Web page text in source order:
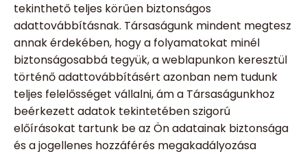
tekinthető teljes körűen biztonságos
adattovábbításnak. Társaságunk mindent megtesz
annak érdekében, hogy a folyamatokat minél
biztonságosabbá tegyük, a weblapunkon keresztül
történő adattovábbításért azonban nem tudunk
teljes felelősséget vállalni, ám a Társaságunkhoz
beérkezett adatok tekintetében szigorú
előírásokat tartunk be az Ön adatainak biztonsága
és a jogellenes hozzáférés megakadályozása